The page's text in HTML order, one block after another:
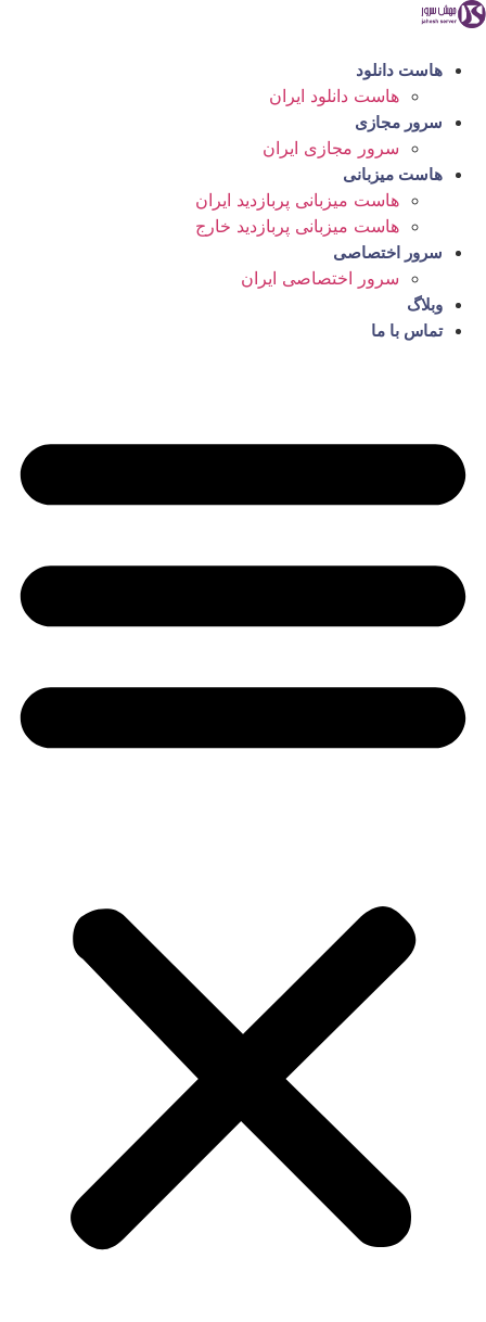
پرش
محتوا
هاست دانلود
هاست دانلود ایران
سرور مجازی
سرور مجازی ایران
هاست میزبانی
هاست میزبانی پربازدید ایران
هاست میزبانی پربازدید خارج
سرور اختصاصی
سرور اختصاصی ایران
وبلاگ
تماس با ما